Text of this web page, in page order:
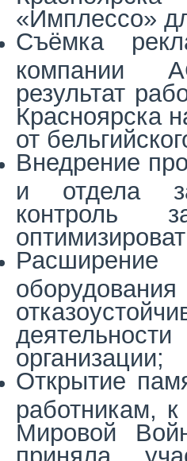
«Имплессо»
Съёмка
компании
результат
Красноярска
от
Внедрение
и отдела
контроль
Расширение
организации;
Открытие
работникам,
Мировой
приняла